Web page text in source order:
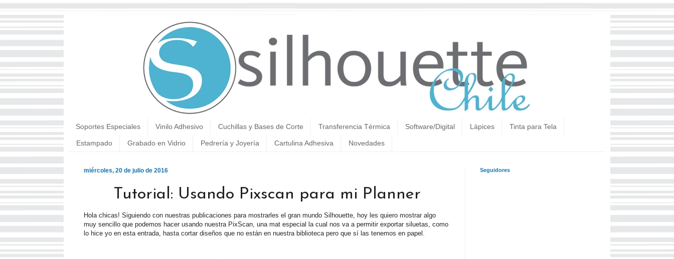
Soportes Especiales Vinilo Adhesivo Cuchillas y Bases de Corte Transferencia Térmica Software/Digital Lápices Tinta para Tela
Estampado Grabado en Vidrio Pedrería y Joyería Cartulina Adhesiva Novedades
miércoles, 20 de julio de 2016
Tutorial: Usando Pixscan para mi Planner
Hola chicas! Siguiendo con nuestras publicaciones para mostrarles el gran mundo Silhouette, hoy les quiero mostrar algo
muy sencillo que podemos hacer usando nuestra PixScan, una mat especial la cual nos va a permitir exportar siluetas, como
lo hice yo en esta entrada, hasta cortar diseños que no están en nuestra biblioteca pero que sí las tenemos en papel.
Seguidores